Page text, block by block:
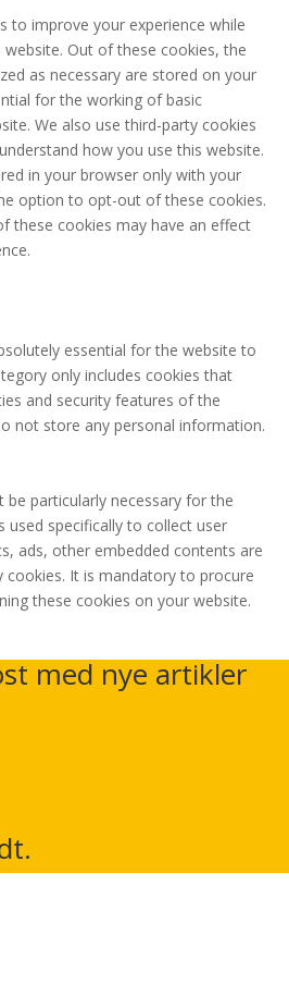
to improve your experience while
Out of these cookies, the
as necessary are stored on your
for the working of basic
We also use third-party cookies
how you use this website.
in your browser only with your
option to opt-out of these cookies.
these cookies may have an effect
essential for the website to
only includes cookies that
and security features of the
not store any personal information.
particularly necessary for the
used specifically to collect user
ads, other embedded contents are
cookies. It is mandatory to procure
these cookies on your website.
med nye artikler